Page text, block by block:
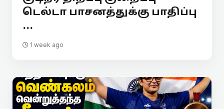
டெல்டா பாசனத்துக்கு பாதிப்பு
...
1 week ago